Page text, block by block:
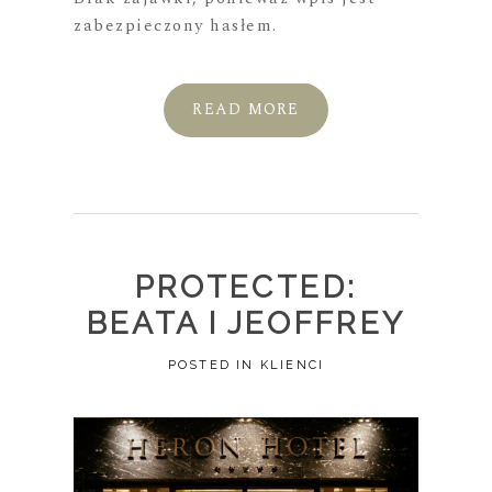
zabezpieczony hasłem.
READ MORE
PROTECTED:
BEATA I JEOFFREY
POSTED IN KLIENCI